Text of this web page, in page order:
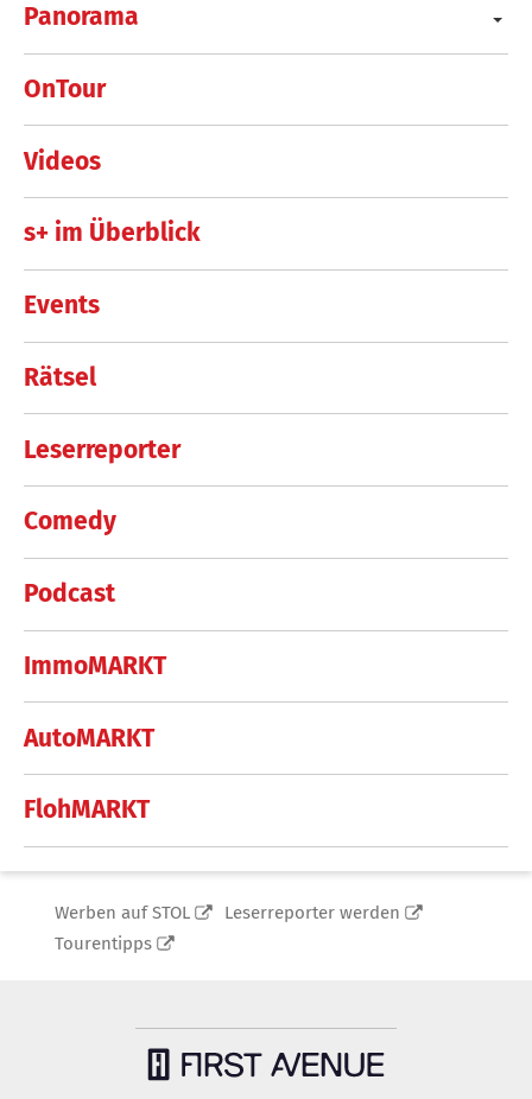
Panorama
OnTour
Videos
s+ im Überblick
Events
Rätsel
Leserreporter
Comedy
Podcast
ImmoMARKT
AutoMARKT
FlohMARKT
Werben auf STOL
Leserreporter werden
Tourentipps